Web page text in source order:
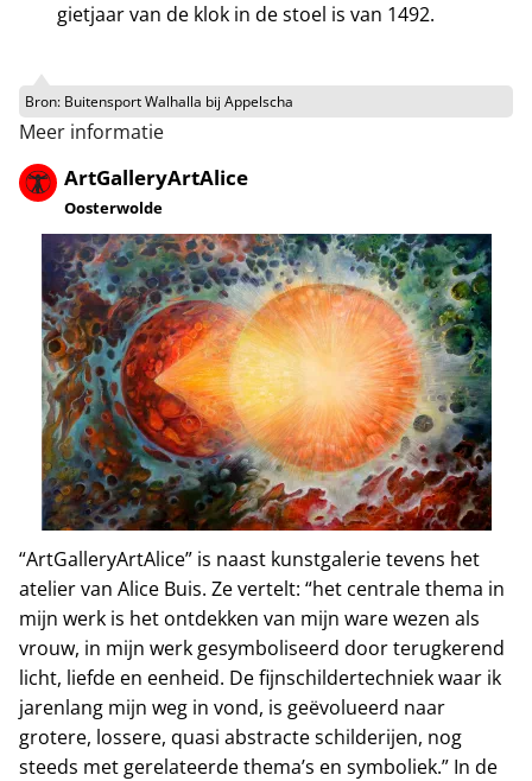
gietjaar van de klok in de stoel is van 1492.
Bron: Buitensport Walhalla bij Appelscha
Meer informatie
ArtGalleryArtAlice
Oosterwolde
“ArtGalleryArtAlice” is naast kunstgalerie tevens het
atelier van Alice Buis. Ze vertelt: “het centrale thema in
mijn werk is het ontdekken van mijn ware wezen als
vrouw, in mijn werk gesymboliseerd door terugkerend
licht, liefde en eenheid. De fijnschildertechniek waar ik
jarenlang mijn weg in vond, is geëvolueerd naar
grotere, lossere, quasi abstracte schilderijen, nog
steeds met gerelateerde thema’s en symboliek.” In de